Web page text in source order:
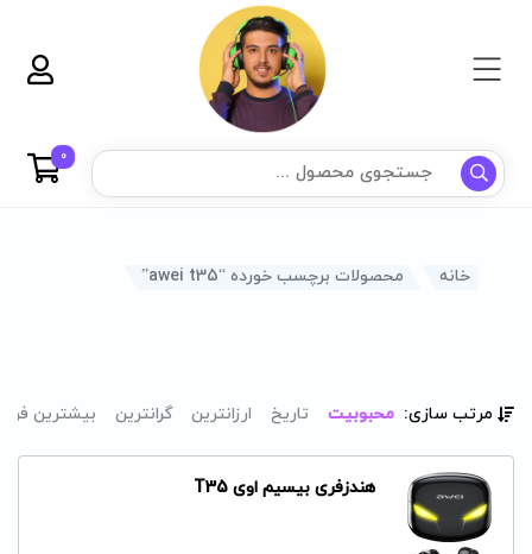
0
خانه محصولات برچسب خورده “awei t35”
مرتب سازی: محبوبیت تاریخ ارزانترین گرانترین بیشترین
هندزفری بیسیم اوی T35